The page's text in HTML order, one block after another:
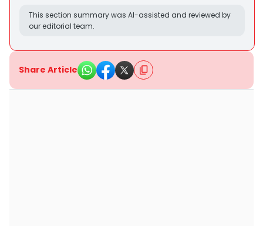
This section summary was AI-assisted and reviewed by
our editorial team.
Share Article